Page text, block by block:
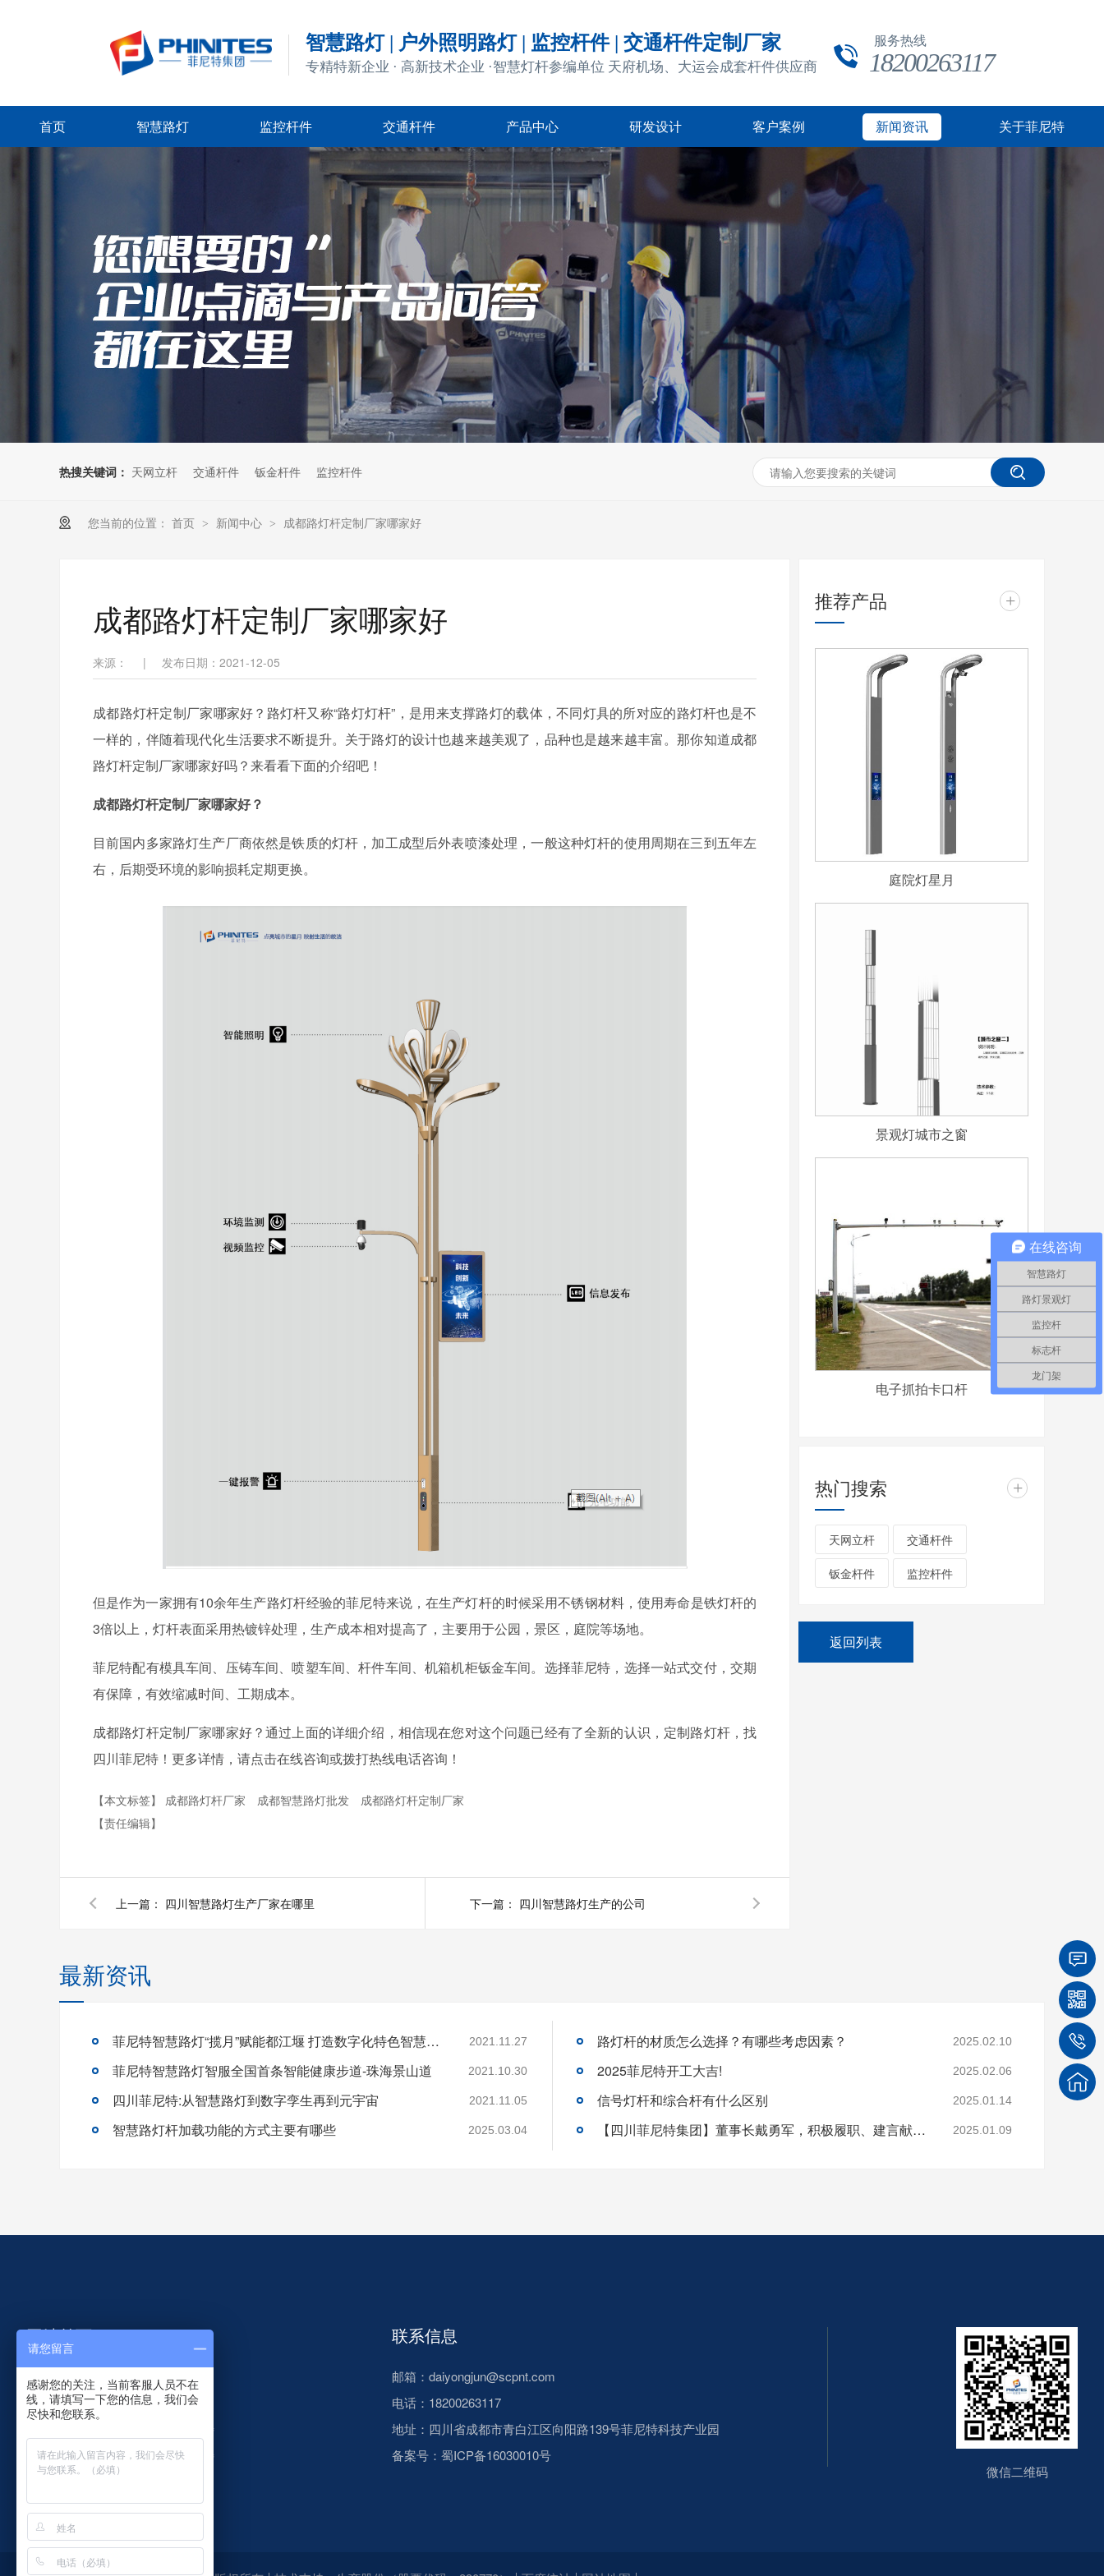
智慧路灯 | 户外照明路灯 | 监控杆件 | 交通杆件定制厂家
专精特新企业 · 高新技术企业 ·智慧灯杆参编单位 天府机场、大运会成套杆件供应商
服务热线
18200263117
首页 智慧路灯 监控杆件 交通杆件 产品中心 研发设计 客户案例 新闻资讯 关于菲尼特
热搜关键词： 天网立杆 交通杆件 钣金杆件 监控杆件
您当前的位置： 首页 > 新闻中心 > 成都路灯杆定制厂家哪家好
成都路灯杆定制厂家哪家好
来源： | 发布日期：2021-12-05
成都路灯杆定制厂家哪家好？路灯杆又称“路灯灯杆”，是用来支撑路灯的载体，不同灯具的所对应的路灯杆也是不
一样的，伴随着现代化生活要求不断提升。关于路灯的设计也越来越美观了，品种也是越来越丰富。那你知道成都
路灯杆定制厂家哪家好吗？来看看下面的介绍吧！
成都路灯杆定制厂家哪家好？
目前国内多家路灯生产厂商依然是铁质的灯杆，加工成型后外表喷漆处理，一般这种灯杆的使用周期在三到五年左
右，后期受环境的影响损耗定期更换。
但是作为一家拥有10余年生产路灯杆经验的菲尼特来说，在生产灯杆的时候采用不锈钢材料，使用寿命是铁灯杆的
3倍以上，灯杆表面采用热镀锌处理，生产成本相对提高了，主要用于公园，景区，庭院等场地。
菲尼特配有模具车间、压铸车间、喷塑车间、杆件车间、机箱机柜钣金车间。选择菲尼特，选择一站式交付，交期
有保障，有效缩减时间、工期成本。
成都路灯杆定制厂家哪家好？通过上面的详细介绍，相信现在您对这个问题已经有了全新的认识，定制路灯杆，找
四川菲尼特！更多详情，请点击在线咨询或拨打热线电话咨询！
【本文标签】 成都路灯杆厂家 成都智慧路灯批发
成都路灯杆定制厂家
【责任编辑】
上一篇： 四川智慧路灯生产厂家在哪里 下一篇： 四川智慧路灯生产的公司
推荐产品 +
庭院灯星月
景观灯城市之窗
电子抓拍卡口杆
热门搜索 +
天网立杆 交通杆件
钣金杆件 监控杆件
返回列表
最新资讯
菲尼特智慧路灯“揽月”赋能都江堰 打造数字化特色智慧景区 2021.11.27
菲尼特智慧路灯智服全国首条智能健康步道-珠海景山道 2021.10.30
四川菲尼特:从智慧路灯到数字孪生再到元宇宙 2021.11.05
智慧路灯杆加载功能的方式主要有哪些 2025.03.04
路灯杆的材质怎么选择？有哪些考虑因素？ 2025.02.10
2025菲尼特开工大吉! 2025.02.06
信号灯杆和综合杆有什么区别 2025.01.14
【四川菲尼特集团】董事长戴勇军，积极履职、建言献策，传递青白江区 "两会"好声音！ 2025.01.09
网站首页
智慧共杆
研发设计
监控杆件
客户案例
关于菲尼特
产品中心
联系菲尼特
联系信息
邮箱：daiyongjun@scpnt.com
电话：18200263117
地址：四川省成都市青白江区向阳路139号菲尼特科技产业园
备案号： 蜀ICP备16030010号
微信二维码
在线咨询
智慧路灯
路灯景观灯
监控杆
标志杆
龙门架
请您留言
感谢您的关注，当前客服人员不在
线，请填写一下您的信息，我们会
尽快和您联系。